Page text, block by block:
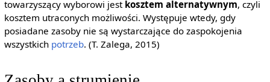
towarzyszący wyborowi jest kosztem alternatywnym, czyli
kosztem utraconych możliwości. Występuje wtedy, gdy
posiadane zasoby nie są wystarczające do zaspokojenia
wszystkich potrzeb. (T. Zalega, 2015)